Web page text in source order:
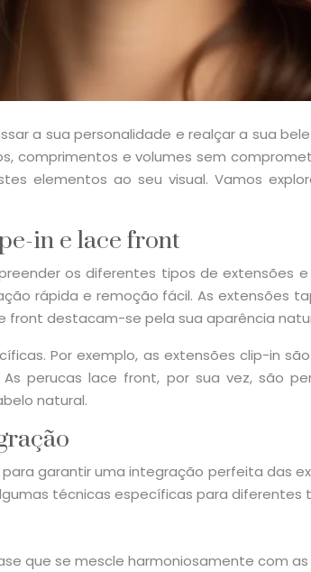
a sua personalidade e realçar a sua
comprimentos e volumes sem
elementos ao seu visual. Vamos
in e lace front
os diferentes tipos de extensões
rápida e remoção fácil. As extensões
destacam-se pela sua aparência
Por exemplo, as extensões clip-in
perucas lace front, por sua vez, são
natural.
garantir uma integração perfeita das
técnicas específicas para diferentes
que se mescle harmoniosamente com